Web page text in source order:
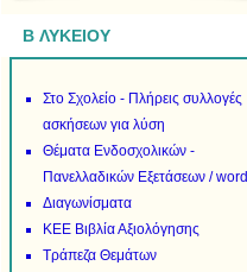
B ΛΥΚΕΙΟΥ
Στο Σχολείο - Πλήρεις συλλογές
ασκήσεων για λύση
Θέματα Ενδοσχολικών -
Πανελλαδικών Εξετάσεων / word
Διαγωνίσματα
ΚΕΕ Βιβλία Αξιολόγησης
Τράπεζα Θεμάτων